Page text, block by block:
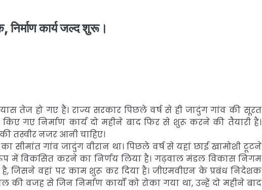
निर्माण कार्य जल्द शुरू।
तेज हो गए हैं। राज्य सरकार पिछले वर्ष से ही जादुंग गांव की सूरत
गए निर्माण कार्य दो महीने बाद फिर से शुरू करने की तैयारी है।
तस्वीर नजर आनी चाहिए।
सीमांत गांव जादुंग वीरान था। पिछले वर्ष से यहां छाई खामोशी टूटने
में विकसित करने का निर्णय लिया है। गढ़वाल मंडल विकास निगम
है, जिसने वहां पर काम शुरू कर दिया है। जीएमवीएन के प्रबंध निदेशक
वजह से जिन निर्माण कार्यों को रोका गया था, उन्हें दो महीने बाद